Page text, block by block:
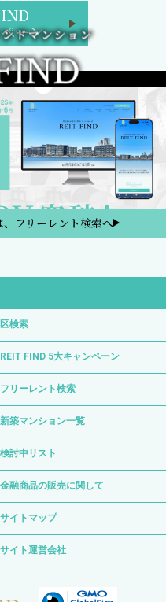
ーン
フリーレント検索へ
区検索
REIT FIND 5大キャンペーン
フリーレント検索
新築マンション一覧
検討中リスト
金融商品の販売に関して
サイトマップ
サイト運営会社